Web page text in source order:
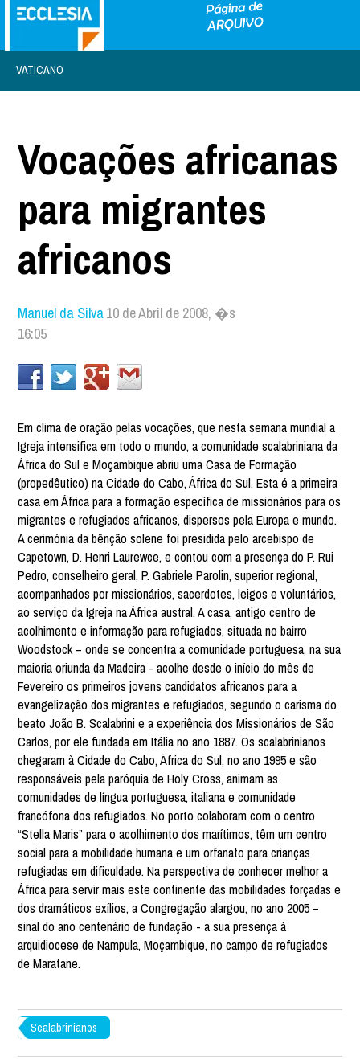
VATICANO
Vocações africanas
para migrantes
africanos
Manuel da Silva10 de Abril de 2008, �s
16:05
Em clima de oração pelas vocações, que nesta semana mundial a
Igreja intensifica em todo o mundo, a comunidade scalabriniana da
África do Sul e Moçambique abriu uma Casa de Formação
(propedêutico) na Cidade do Cabo, África do Sul. Esta é a primeira
casa em África para a formação específica de missionários para os
migrantes e refugiados africanos, dispersos pela Europa e mundo.
A cerimónia da bênção solene foi presidida pelo arcebispo de
Capetown, D. Henri Laurewce, e contou com a presença do P. Rui
Pedro, conselheiro geral, P. Gabriele Parolin, superior regional,
acompanhados por missionários, sacerdotes, leigos e voluntários,
ao serviço da Igreja na África austral. A casa, antigo centro de
acolhimento e informação para refugiados, situada no bairro
Woodstock – onde se concentra a comunidade portuguesa, na sua
maioria oriunda da Madeira - acolhe desde o início do mês de
Fevereiro os primeiros jovens candidatos africanos para a
evangelização dos migrantes e refugiados, segundo o carisma do
beato João B. Scalabrini e a experiência dos Missionários de São
Carlos, por ele fundada em Itália no ano 1887. Os scalabrinianos
chegaram à Cidade do Cabo, África do Sul, no ano 1995 e são
responsáveis pela paróquia de Holy Cross, animam as
comunidades de língua portuguesa, italiana e comunidade
francófona dos refugiados. No porto colaboram com o centro
“Stella Maris” para o acolhimento dos marítimos, têm um centro
social para a mobilidade humana e um orfanato para crianças
refugiadas em dificuldade. Na perspectiva de conhecer melhor a
África para servir mais este continente das mobilidades forçadas e
dos dramáticos exílios, a Congregação alargou, no ano 2005 –
sinal do ano centenário de fundação - a sua presença à
arquidiocese de Nampula, Moçambique, no campo de refugiados
de Maratane.
Scalabrinianos